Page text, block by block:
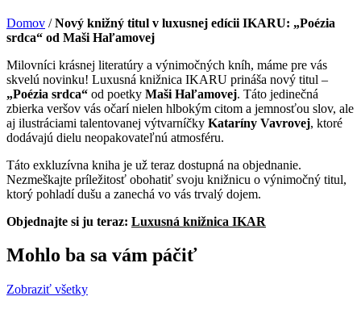
Domov /Nový knižný titul v luxusnej edícii IKARU: „Poézia
srdca“ od Maši Haľamovej
Milovníci krásnej literatúry a výnimočných kníh, máme pre vás
skvelú novinku! Luxusná knižnica IKARU prináša nový titul –
„Poézia srdca“ od poetky Maši Haľamovej. Táto jedinečná
zbierka veršov vás očarí nielen hlbokým citom a jemnosťou slov, ale
aj ilustráciami talentovanej výtvarníčky Kataríny Vavrovej, ktoré
dodávajú dielu neopakovateľnú atmosféru.
Táto exkluzívna kniha je už teraz dostupná na objednanie.
Nezmeškajte príležitosť obohatiť svoju knižnicu o výnimočný titul,
ktorý pohladí dušu a zanechá vo vás trvalý dojem.
Objednajte si ju teraz: Luxusná knižnica IKAR
Mohlo ba sa vám páčiť
Zobraziť všetky